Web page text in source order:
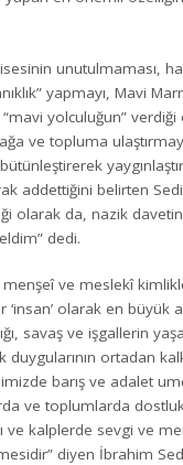
unutulmaması,
yapmayı, Mavi
“mavi yolculuğun”
ve topluma
addettiğini belirten
olarak da, nazik
dedi.
ve meslekî
‘insan’ olarak en büyük
savaş ve işgallerin
duygularının ortadan
barış ve adalet
ve toplumlarda
ve kalplerde sevgi ve
diyen İbrahim